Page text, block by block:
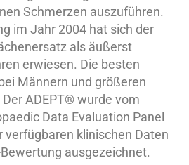
Schmerzen auszuführen.
im Jahr 2004 hat sich der
als äußerst
erwiesen. Die besten
Männern und größeren
ADEPT® wurde vom
Data Evaluation Panel
verfügbaren klinischen Daten
ausgezeichnet.